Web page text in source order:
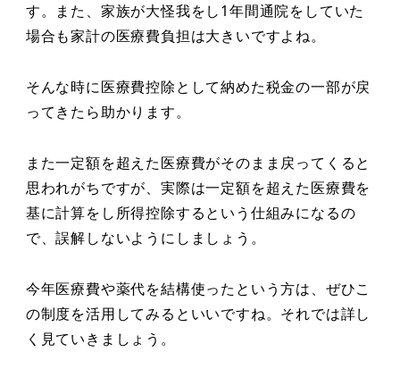
す。また、家族が大怪我をし1年間通院をしていた
場合も家計の医療費負担は大きいですよね。
そんな時に医療費控除として納めた税金の一部が戻
ってきたら助かります。
また一定額を超えた医療費がそのまま戻ってくると
思われがちですが、実際は一定額を超えた医療費を
基に計算をし所得控除するという仕組みになるの
で、誤解しないようにしましょう。
今年医療費や薬代を結構使ったという方は、ぜひこ
の制度を活用してみるといいですね。それでは詳し
く見ていきましょう。